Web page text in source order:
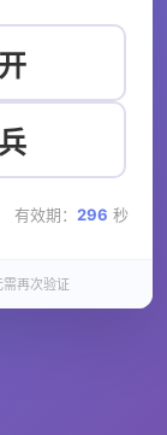
开
兵
有效期： 296 秒
再次验证